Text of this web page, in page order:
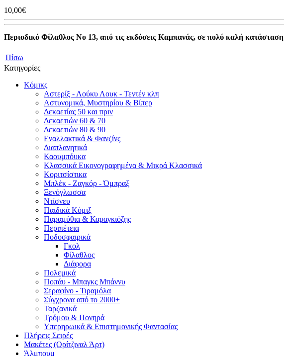
10,00€
Περιοδικό Φίλαθλος Νο 13, από τις εκδόσεις Καμπανάς, σε πολύ καλή κατάσταση
Πίσω
Κατηγορίες
Κόμικς
Αστερίξ - Λούκυ Λουκ - Τεντέν κλπ
Αστυνομικά, Μυστηρίου & Βίπερ
Δεκαετίας 50 και πριν
Δεκαετιών 60 & 70
Δεκαετιών 80 & 90
Εναλλακτικά & Φανζίνς
Διαπλανητικά
Καουμπόυκα
Κλασσικά Εικονογραφημένα & Μικρά Κλασσικά
Κοριτσίστικα
Μπλέκ - Ζαγκόρ - Όμπραξ
Ξενόγλωσσα
Ντίσνευ
Παιδικά Κόμιξ
Παραμύθια & Καραγκιόζης
Περιπέτεια
Ποδοσφαιρικά
Γκολ
Φίλαθλος
Διάφορα
Πολεμικά
Ποπάυ - Μπαγκς Μπάννυ
Σεραφίνο - Τιραμόλα
Σύγχρονα από το 2000+
Ταρζανικά
Τρόμου & Πονηρά
Υπερηρωικά & Επιστημονικής Φαντασίας
Πλήρεις Σειρές
Μακέτες (Ορίτζιναλ Άρτ)
Άλμπουμ